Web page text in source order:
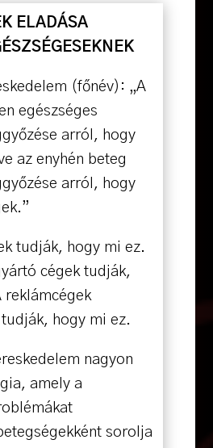
ELADÁSA
(főnév): „A
egészséges
arról, hogy
az enyhén beteg
arról, hogy
tudják, hogy mi ez.
cégek tudják,
reklámcégek
hogy mi ez.
nagyon
amely a
sorolja